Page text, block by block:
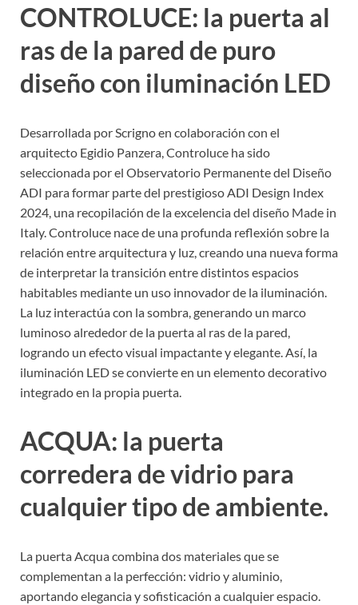
CONTROLUCE: la puerta al
ras de la pared de puro
diseño con iluminación LED
Desarrollada por Scrigno en colaboración con el
arquitecto Egidio Panzera, Controluce ha sido
seleccionada por el Observatorio Permanente del Diseño
ADI para formar parte del prestigioso ADI Design Index
2024, una recopilación de la excelencia del diseño Made in
Italy. Controluce nace de una profunda reflexión sobre la
relación entre arquitectura y luz, creando una nueva forma
de interpretar la transición entre distintos espacios
habitables mediante un uso innovador de la iluminación.
La luz interactúa con la sombra, generando un marco
luminoso alrededor de la puerta al ras de la pared,
logrando un efecto visual impactante y elegante. Así, la
iluminación LED se convierte en un elemento decorativo
integrado en la propia puerta.
ACQUA: la puerta
corredera de vidrio para
cualquier tipo de ambiente.
La puerta Acqua combina dos materiales que se
complementan a la perfección: vidrio y aluminio,
aportando elegancia y sofisticación a cualquier espacio.